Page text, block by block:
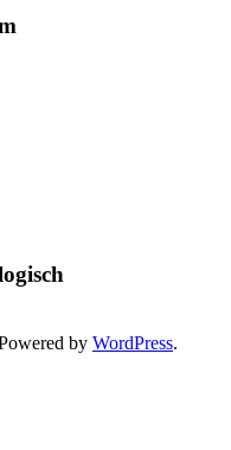
by WordPress.